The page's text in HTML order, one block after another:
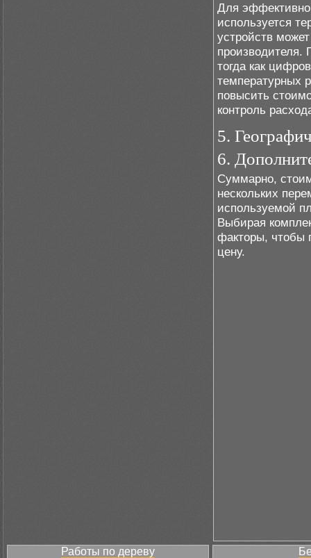
Для
используется
устройств
производителя.
тогда как
температурных
повысить
контроль
5.
6.
Суммарно,
нескольких
используемой
Выбирая
факторы, чтобы
цену.
Работы по дереву